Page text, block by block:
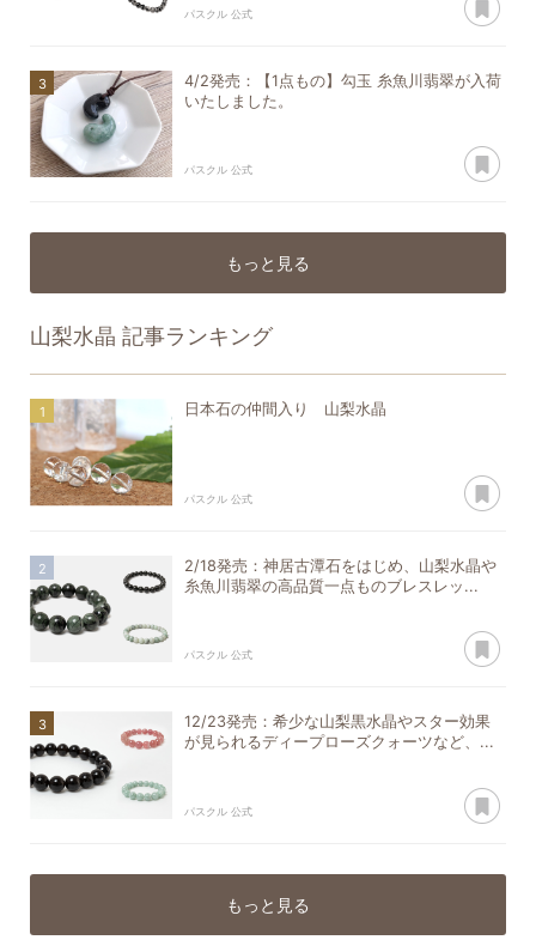
パスクル 公式
4/2発売：【1点もの】勾玉 糸魚川翡翠が入荷
いたしました。
パスクル 公式
もっと見る
山梨水晶 記事ランキング
日本石の仲間入り 山梨水晶
パスクル 公式
2/18発売：神居古潭石をはじめ、山梨水晶や
糸魚川翡翠の高品質一点ものブレスレッ...
パスクル 公式
12/23発売：希少な山梨黒水晶やスター効果
が見られるディープローズクォーツなど、...
パスクル 公式
もっと見る